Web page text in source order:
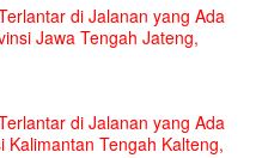
di Jalanan yang Ada
Jawa Tengah Jateng,
di Jalanan yang Ada
Kalimantan Tengah Kalteng,